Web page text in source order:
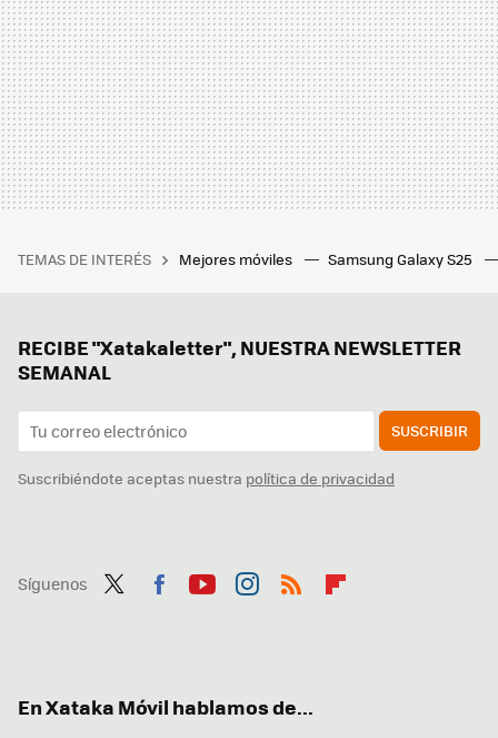
TEMAS DE INTERÉS Mejores móviles Samsung Galaxy S25
RECIBE "Xatakaletter", NUESTRA NEWSLETTER
SEMANAL
SUSCRIBIR
Suscribiéndote aceptas nuestra política de privacidad
Síguenos
En Xataka Móvil hablamos de...